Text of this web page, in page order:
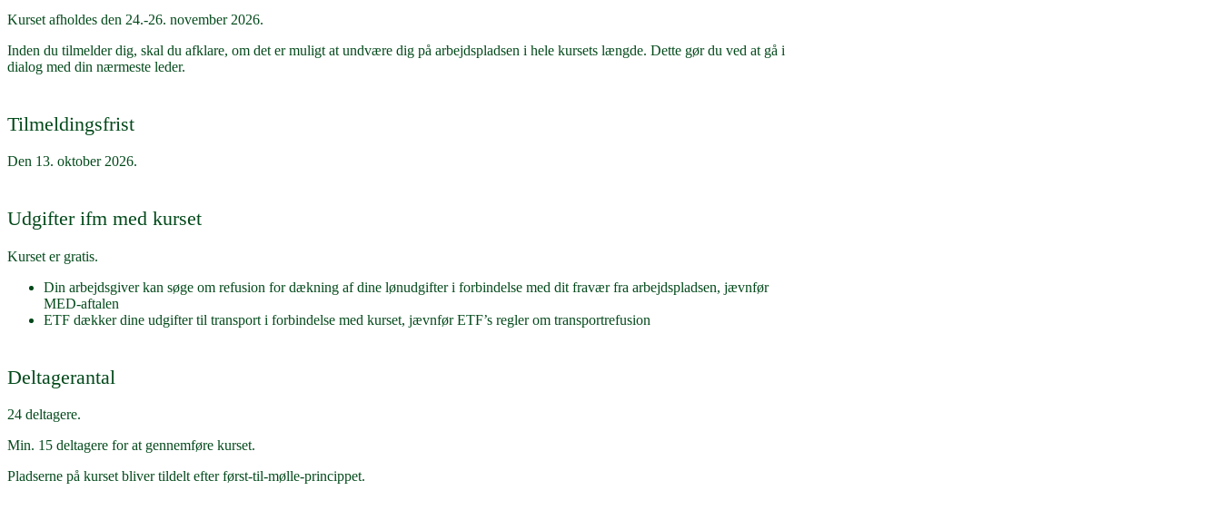
Kurset afholdes den 24.-26. november 2026.
Inden du tilmelder dig, skal du afklare, om det er muligt at undvære dig på arbejdspladsen i hele kursets længde. Dette gør du ved at gå i
dialog med din nærmeste leder.
Tilmeldingsfrist
Den 13. oktober 2026.
Udgifter ifm med kurset
Kurset er gratis.
Din arbejdsgiver kan søge om refusion for dækning af dine lønudgifter i forbindelse med dit fravær fra arbejdspladsen, jævnfør
MED-aftalen
ETF dækker dine udgifter til transport i forbindelse med kurset, jævnfør ETF’s regler om transportrefusion
Deltagerantal
24 deltagere.
Min. 15 deltagere for at gennemføre kurset.
Pladserne på kurset bliver tildelt efter først-til-mølle-princippet.